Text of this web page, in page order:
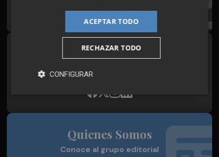
¡Quiero suscribirme!
Síguenos en redes
Plaza Podcast, desde cualquier medio
Quienes Somos
Conoce al grupo editorial
ACEPTAR TODO
RECHAZAR TODO
CONFIGURAR